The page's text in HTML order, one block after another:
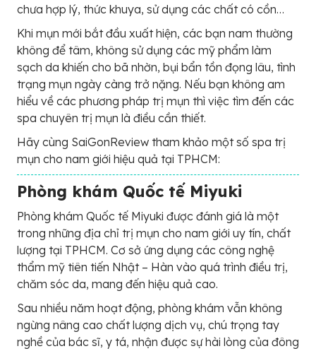
chưa hợp lý, thức khuya, sử dụng các chất có cồn…
Khi mụn mới bắt đầu xuất hiện, các bạn nam thường
không để tâm, không sử dụng các mỹ phẩm làm
sạch da khiến cho bã nhờn, bụi bẩn tồn đọng lâu, tình
trạng mụn ngày càng trở nặng. Nếu bạn không am
hiểu về các phương pháp trị mụn thì việc tìm đến các
spa chuyên trị mụn là điều cần thiết.
Hãy cùng SaiGonReview tham khảo một số spa trị
mụn cho nam giới hiệu quả tại TPHCM:
Phòng khám Quốc tế Miyuki
Phòng khám Quốc tế Miyuki được đánh giá là một
trong những địa chỉ trị mụn cho nam giới uy tín, chất
lượng tại TPHCM. Cơ sở ứng dụng các công nghệ
thẩm mỹ tiên tiến Nhật – Hàn vào quá trình điều trị,
chăm sóc da, mang đến hiệu quả cao.
Sau nhiều năm hoạt động, phòng khám vẫn không
ngừng nâng cao chất lượng dịch vụ, chú trọng tay
nghề của bác sĩ, y tá, nhận được sự hài lòng của đông